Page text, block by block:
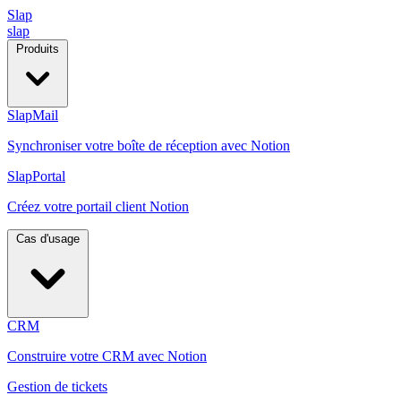
Slap
slap
Produits
SlapMail
Synchroniser votre boîte de réception avec Notion
SlapPortal
Créez votre portail client Notion
Cas d'usage
CRM
Construire votre CRM avec Notion
Gestion de tickets